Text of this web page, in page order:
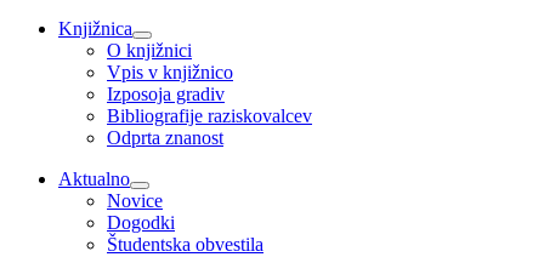
Knjižnica
O knjižnici
Vpis v knjižnico
Izposoja gradiv
Bibliografije raziskovalcev
Odprta znanost
Aktualno
Novice
Dogodki
Študentska obvestila